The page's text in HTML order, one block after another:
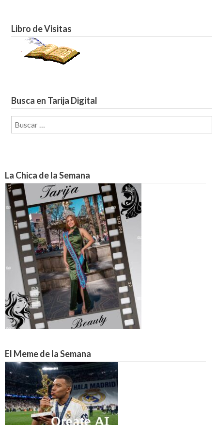
Libro de Visitas
Busca en Tarija Digital
Buscar:
La Chica de la Semana
El Meme de la Semana